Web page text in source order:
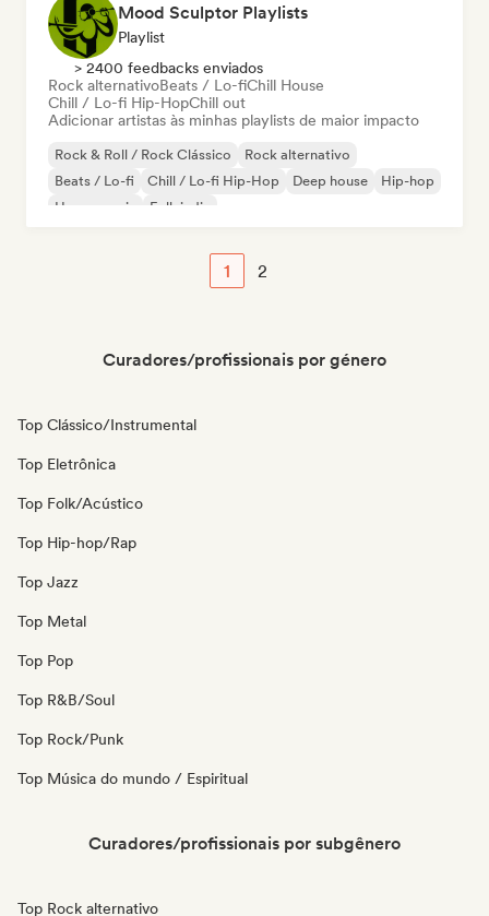
Mood Sculptor Playlists
Playlist
> 2400 feedbacks enviados
Rock alternativoBeats / Lo-fiChill House
Chill / Lo-fi Hip-HopChill out
Adicionar artistas às minhas playlists de maior impacto
Rock & Roll / Rock Clássico
Rock alternativo
Beats / Lo-fi
Chill / Lo-fi Hip-Hop Deep house
Hip-hop
House music
Folk indie
1 2
Curadores/profissionais por género
Top Clássico/Instrumental
Top Eletrônica
Top Folk/Acústico
Top Hip-hop/Rap
Top Jazz
Top Metal
Top Pop
Top R&B/Soul
Top Rock/Punk
Top Música do mundo / Espiritual
Curadores/profissionais por subgênero
Top Rock alternativo